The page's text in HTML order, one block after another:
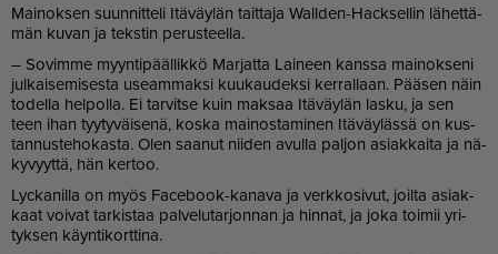
Mai­nok­sen suun­nit­te­li Itä­väy­län tait­ta­ja Wal­l­den-Hack­sel­lin lä­het­tä­
män ku­van ja teks­tin pe­rus­teel­la.
– So­vim­me myyn­ti­pääl­lik­kö Mar­jat­ta Lai­neen kans­sa mai­nok­se­ni
jul­kai­se­mi­ses­ta use­am­mak­si kuu­kau­dek­si ker­ral­laan. Pää­sen näin
to­del­la hel­pol­la. Ei tar­vit­se kuin mak­saa Itä­väy­län las­ku, ja sen
teen ihan tyy­ty­väi­se­nä, kos­ka mai­nos­ta­mi­nen Itä­väy­läs­sä on kus­
tan­nus­te­ho­kas­ta. Olen saa­nut nii­den avul­la pal­jon asi­ak­kai­ta ja nä­
ky­vyyt­tä, hän ker­too.
Lyc­ka­nil­la on myös Fa­ce­book-ka­na­va ja verk­ko­si­vut, joil­ta asi­ak­
kaat voi­vat tar­kis­taa pal­ve­lu­tar­jon­nan ja hin­nat, ja joka toi­mii yri­
tyk­sen käyn­ti­kort­ti­na.